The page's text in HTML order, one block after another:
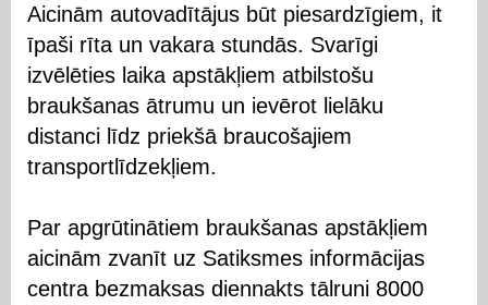
Aicinām autovadītājus būt piesardzīgiem, it
īpaši rīta un vakara stundās. Svarīgi
izvēlēties laika apstākļiem atbilstošu
braukšanas ātrumu un ievērot lielāku
distanci līdz priekšā braucošajiem
transportlīdzekļiem.
Par apgrūtinātiem braukšanas apstākļiem
aicinām zvanīt uz Satiksmes informācijas
centra bezmaksas diennakts tālruni 8000